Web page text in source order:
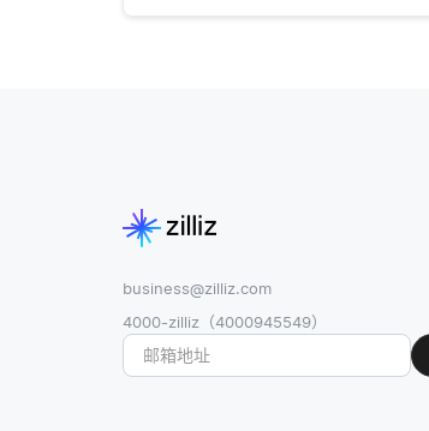
business@zilliz.com
4000-zilliz（4000945549）